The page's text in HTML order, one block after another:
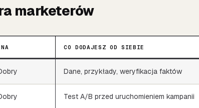
marketerów
CO DODAJESZ OD SIEBIE
Dane, przykłady, weryfikacja faktów
Test A/B przed uruchomieniem kampanii